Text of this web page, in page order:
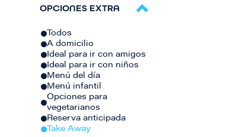
OPCIONES EXTRA
Todos
A domicilio
Ideal para ir con amigos
Ideal para ir con niños
Menú del día
Menú infantil
Opciones para
vegetarianos
Reserva anticipada
Take Away